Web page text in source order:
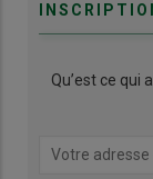
Qu’est ce qui